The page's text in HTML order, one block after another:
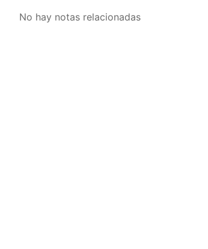
No hay notas relacionadas